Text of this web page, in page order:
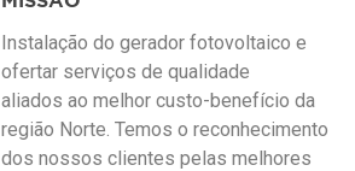
Instalação do gerador fotovoltaico e
ofertar serviços de qualidade
aliados ao melhor custo-benefício da
região Norte. Temos o reconhecimento
dos nossos clientes pelas melhores